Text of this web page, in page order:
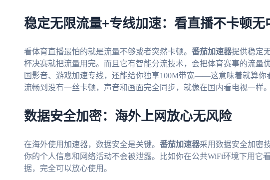
稳定无限流量+专线加速：看直播不卡顿无
看体育直播最怕的就是流量不够或者突然卡顿。 番茄加速器提供稳定
杯决赛就把流量用完。而且它有智能分流技术，会把体育赛事的流量
国影音、游戏加速专线，还能给你独享100M带宽——这意味着就算你
流畅到没有一丝卡顿，声音和画面完全同步，就像在国内看电视一样。
数据安全加密：海外上网放心无风险
在海外使用加速器，数据安全是关键。 番茄加速器采用数据安全加密
你的个人信息和网络活动不会被泄露。比如你在公共WiFi环境下用它
据，完全可以放心使用。